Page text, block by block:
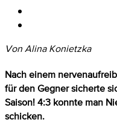
Von Alina Konietzka
Nach einem
für den Gegner sicherte
Saison! 4:3 konnte man
schicken.